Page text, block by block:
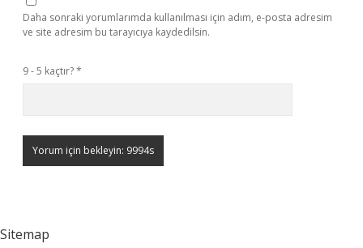
Daha sonraki yorumlarımda kullanılması için adım, e-posta adresim
ve site adresim bu tarayıcıya kaydedilsin.
9 - 5 kaçtır?*
Sitemap